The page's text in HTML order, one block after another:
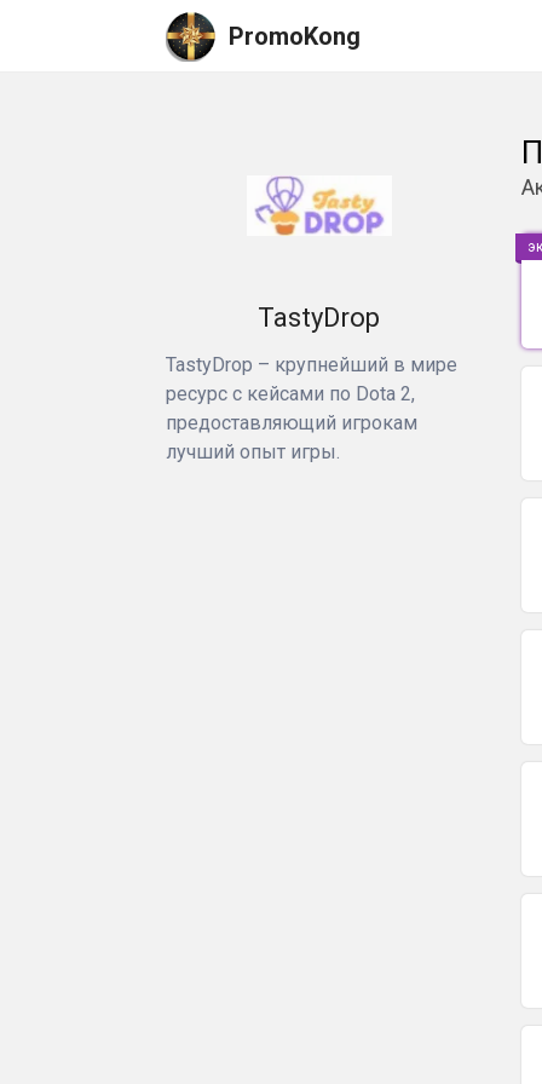
PromoKong
TastyDrop
TastyDrop – крупнейший в мире
ресурс с кейсами по Dota 2,
предоставляющий игрокам
лучший опыт игры.